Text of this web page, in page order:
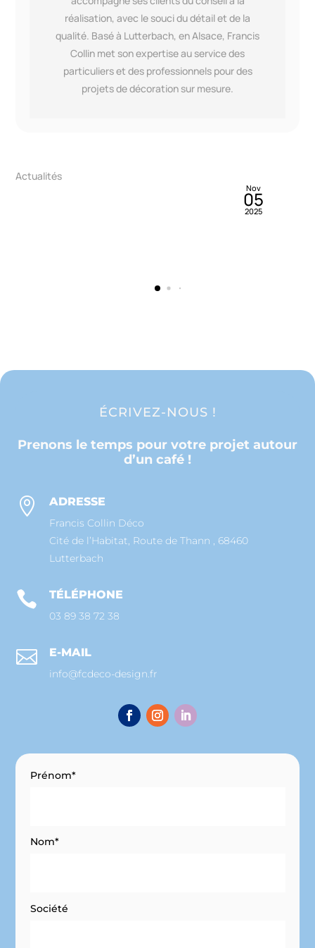
réalisation, avec le souci du détail et de la
qualité. Basé à Lutterbach, en Alsace, Francis
Collin met son expertise au service des
particuliers et des professionnels pour des
projets de décoration sur mesure.
Blog>Réalisations>Réalisations Particuliers
PLAFOND TENDU AU DESSUS D’UN SPA !
ÉCRIVEZ-NOUS !
Prenons le temps pour votre projet autour
d’un café !
 ADRESSE
Francis Collin Déco
Cité de l’Habitat, Route de Thann , 68460
Lutterbach
 TÉLÉPHONE
03 89 38 72 38
 E-MAIL
info@fcdeco-design.fr
Prénom*
Nom*
Société